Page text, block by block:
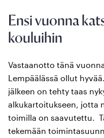
Ensi vuonna
kouluihin
Vastaanotto tänä
Lempäälässä ollut
jälkeen on tehty taas
alkukartoitukseen, jotta
toimilla on saavutettu.
tekemään